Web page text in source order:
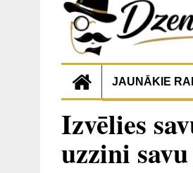
JAUNĀKIE
Izvēlies
uzzini